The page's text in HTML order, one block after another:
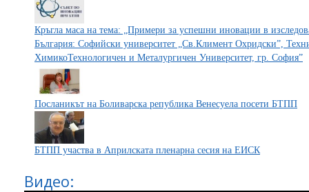
Кръгла маса на тема: „Примери за успешни иновации в
България: Софийски университет „Св.Климент Охридски”,
ХимикоТехнологичен и Металургичен Университет, гр. София”
Посланикът на Боливарска република Венесуела посети БТПП
БТПП участва в Априлската пленарна сесия на ЕИСК
Видео: